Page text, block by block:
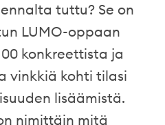
tuttu? Se on
LUMO-oppaan
konkreettista ja
vinkkiä kohti tilasi
lisäämistä.
nimittäin mitä